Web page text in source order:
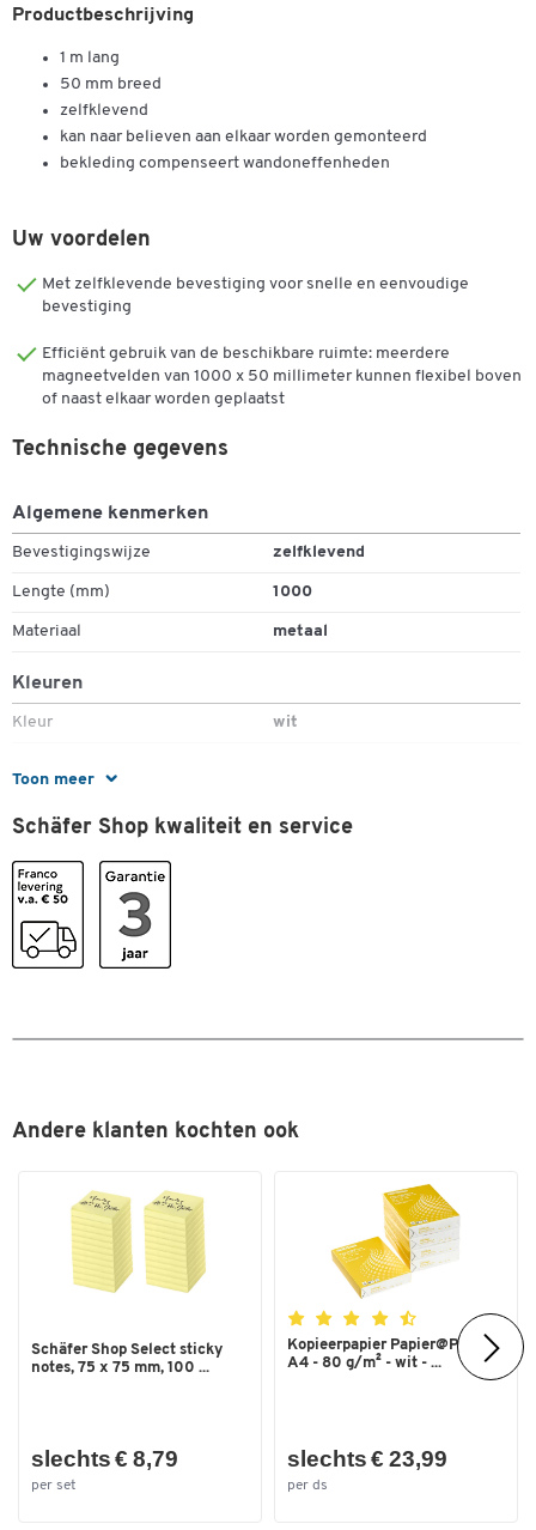
Productbeschrijving
1 m lang
50 mm breed
zelfklevend
kan naar believen aan elkaar worden gemonteerd
bekleding compenseert wandoneffenheden
Uw voordelen
Met zelfklevende bevestiging voor snelle en eenvoudige
bevestiging
Efficiënt gebruik van de beschikbare ruimte: meerdere
magneetvelden van 1000 x 50 millimeter kunnen flexibel boven
of naast elkaar worden geplaatst
Toon meer
Technische gegevens
Algemene kenmerken
Bevestigingswijze zelfklevend
Lengte (mm) 1000
Materiaal metaal
Kleuren
Kleur wit
Afmetingen
Breedte (mm)
Schäfer Shop kwaliteit en service
Andere klanten kochten ook
Schäfer Shop Select sticky
notes, 75 x 75 mm, 100 ...
slechts € 8,79
per set
Kopieerpapier Papier@Print -
A4 - 80 g/m² - wit - ...
slechts € 23,99
per ds
Dubbelklik om in te zoomen